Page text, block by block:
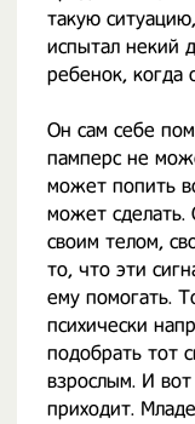
такую
испытал некий
ребенок, когда
Он сам себе
памперс не
может попить
может сделать.
своим телом,
то, что эти
ему помогать.
психически
подобрать тот
взрослым. И
приходит.